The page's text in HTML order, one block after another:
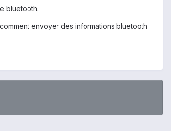
bluetooth.
envoyer des informations bluetooth